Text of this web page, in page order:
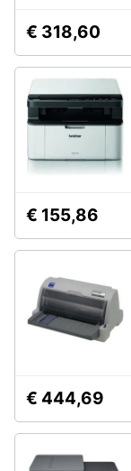
€ 318,60
€ 155,86
€ 444,69